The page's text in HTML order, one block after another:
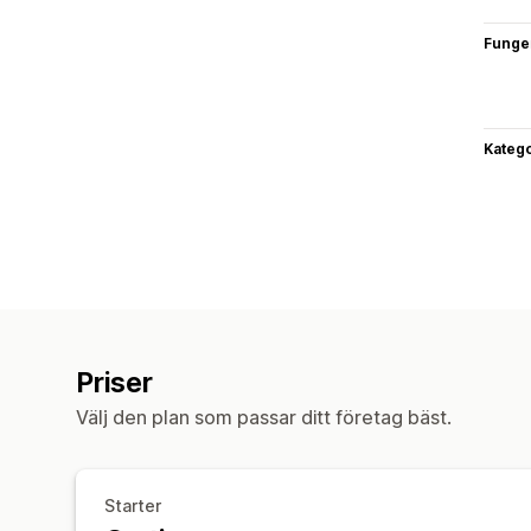
Priser
Välj den plan som passar ditt företag bäst.
Starter